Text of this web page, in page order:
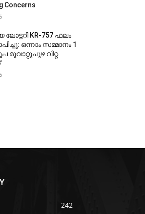
Concerns
KR-757 ഫലം
ഒന്നാം സമ്മാനം 1
മൂവാറ്റുപുഴ വിറ്റ
242